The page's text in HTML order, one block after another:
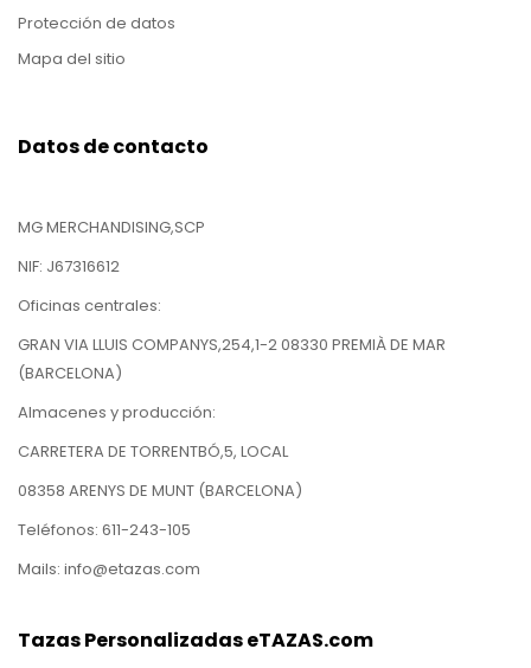
Protección de datos
Mapa del sitio
Datos de contacto
MG MERCHANDISING,SCP
NIF: J67316612
Oficinas centrales:
GRAN VIA LLUIS COMPANYS,254,1-2 08330 PREMIÀ DE MAR
(BARCELONA)
Almacenes y producción:
CARRETERA DE TORRENTBÓ,5, LOCAL
08358 ARENYS DE MUNT (BARCELONA)
Teléfonos: 611-243-105
Mails: info@etazas.com
Tazas Personalizadas eTAZAS.com